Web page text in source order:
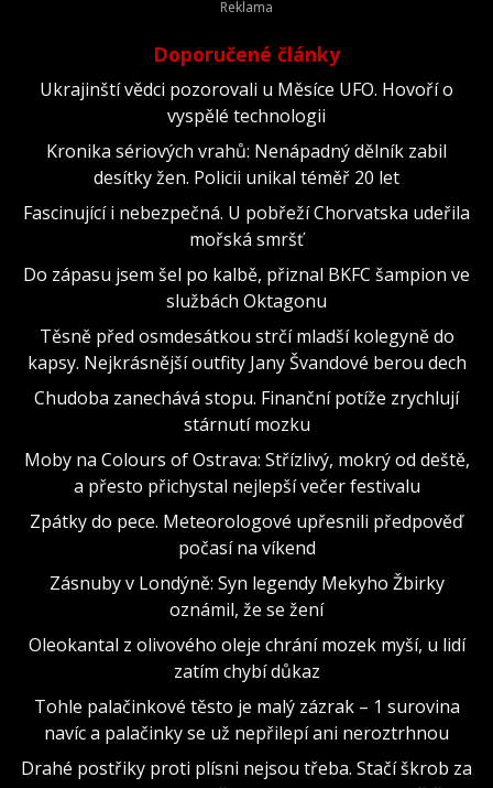
Doporučené články
Ukrajinští vědci pozorovali u Měsíce UFO. Hovoří o
vyspělé technologii
Kronika sériových vrahů: Nenápadný dělník zabil
desítky žen. Policii unikal téměř 20 let
Fascinující i nebezpečná. U pobřeží Chorvatska udeřila
mořská smršť
Do zápasu jsem šel po kalbě, přiznal BKFC šampion ve
službách Oktagonu
Těsně před osmdesátkou strčí mladší kolegyně do
kapsy. Nejkrásnější outfity Jany Švandové berou dech
Chudoba zanechává stopu. Finanční potíže zrychlují
stárnutí mozku
Moby na Colours of Ostrava: Střízlivý, mokrý od deště,
a přesto přichystal nejlepší večer festivalu
Zpátky do pece. Meteorologové upřesnili předpověď
počasí na víkend
Zásnuby v Londýně: Syn legendy Mekyho Žbirky
oznámil, že se žení
Oleokantal z olivového oleje chrání mozek myší, u lidí
zatím chybí důkaz
Tohle palačinkové těsto je malý zázrak – 1 surovina
navíc a palačinky se už nepřilepí ani neroztrhnou
Drahé postřiky proti plísni nejsou třeba. Stačí škrob za